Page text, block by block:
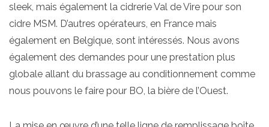
sleek, mais également la cidrerie Val de Vire pour son
cidre MSM. D’autres opérateurs, en France mais
également en Belgique, sont intéressés. Nous avons
également des demandes pour une prestation plus
globale allant du brassage au conditionnement comme
nous pouvons le faire pour BO, la bière de l’Ouest.